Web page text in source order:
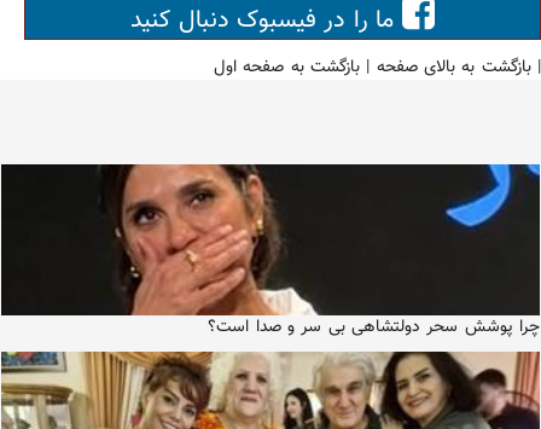
ما را در فیسبوک دنبال کنید
|بازگشت به بالای صفحه |بازگشت به صفحه اول
چرا پوشش سحر دولتشاهی بی سر و صدا است؟